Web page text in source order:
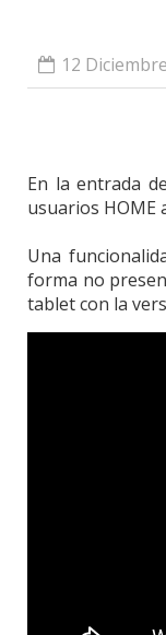
12
En la entrada
usuarios HOME
Una
forma no
tablet con la